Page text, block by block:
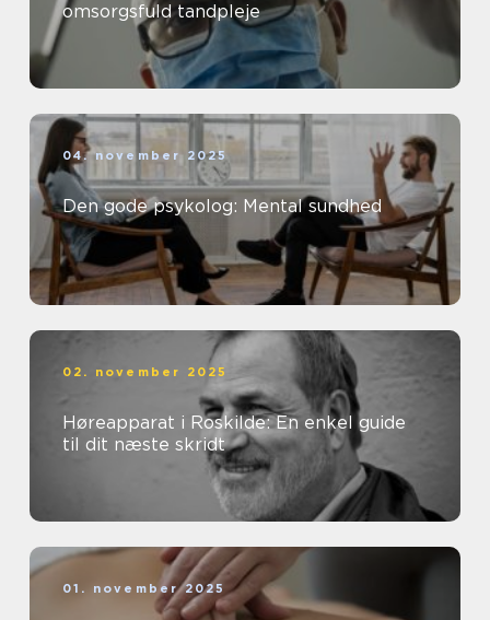
omsorgsfuld tandpleje
04. november 2025
Den gode psykolog: Mental sundhed
02. november 2025
Høreapparat i Roskilde: En enkel guide
til dit næste skridt
01. november 2025